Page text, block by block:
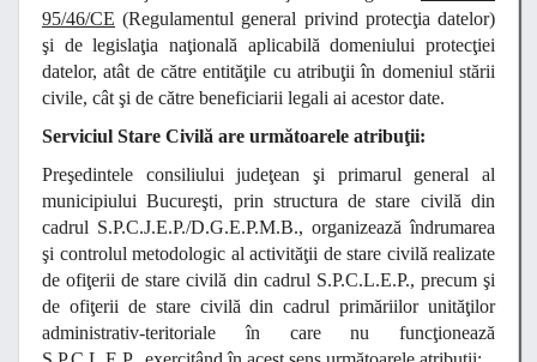
95/46/CE (Regulamentul general privind protecţia datelor)
şi de legislaţia naţională aplicabilă domeniului protecţiei
datelor, atât de către entităţile cu atribuţii în domeniul stării
civile, cât şi de către beneficiarii legali ai acestor date.
Serviciul Stare Civilă are următoarele atribuţii:
Preşedintele consiliului judeţean şi primarul general al
municipiului Bucureşti, prin structura de stare civilă din
cadrul S.P.C.J.E.P./D.G.E.P.M.B., organizează îndrumarea
şi controlul metodologic al activităţii de stare civilă realizate
de ofiţerii de stare civilă din cadrul S.P.C.L.E.P., precum şi
de ofiţerii de stare civilă din cadrul primăriilor unităţilor
administrativ-teritoriale în care nu funcţionează